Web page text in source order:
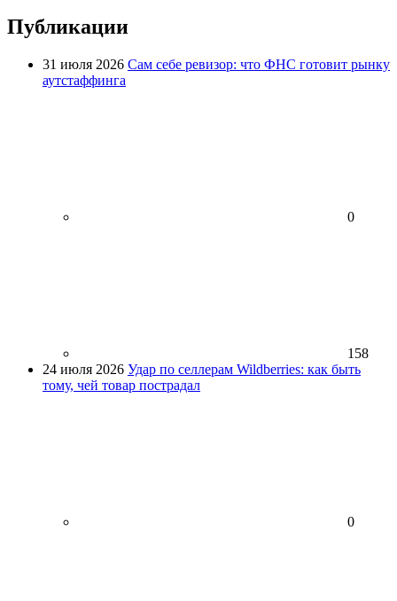
Публикации
31 июля 2026 Сам себе ревизор: что ФНС готовит рынку
аутстаффинга
0
158
24 июля 2026 Удар по селлерам Wildberries: как быть
тому, чей товар пострадал
0